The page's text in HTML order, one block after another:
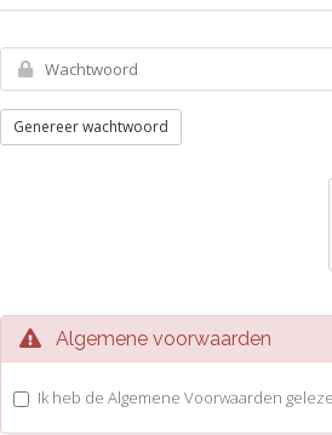
Genereer wachtwoord
Algemene voorwaarden
Ik heb de Algemene Voorwaarden